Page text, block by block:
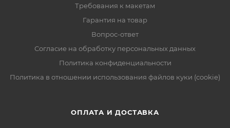
Требования к макетам
Гарантия на товар
Вопрос-ответ
Согласие на обработку персональных данных
Политика конфиденциальности
Политика в отношении использования файлов куки (cookie)
ОПЛАТА И ДОСТАВКА